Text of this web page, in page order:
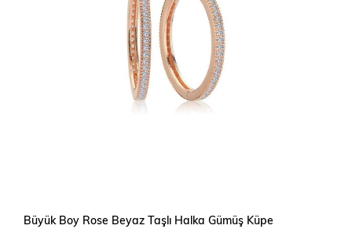
Büyük Boy Rose Beyaz Taşlı Halka Gümüş Küpe